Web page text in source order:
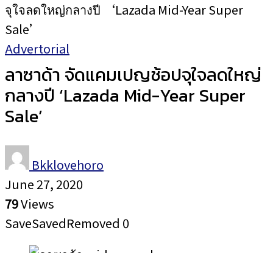
จุใจลดใหญ่กลางปี ‘Lazada Mid-Year Super
Sale’
Advertorial
ลาซาด้า จัดแคมเปญช้อปจุใจลดใหญ่
กลางปี ‘Lazada Mid-Year Super
Sale’
Bkklovehoro
June 27, 2020
79Views
SaveSavedRemoved 0